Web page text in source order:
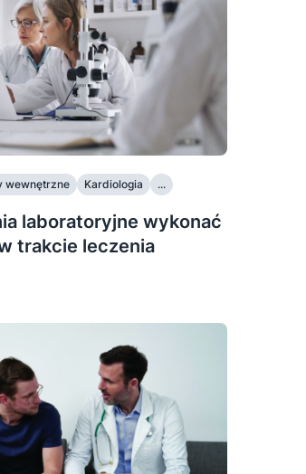
wewnętrzne Kardiologia ...
laboratoryjne wykonać
trakcie leczenia